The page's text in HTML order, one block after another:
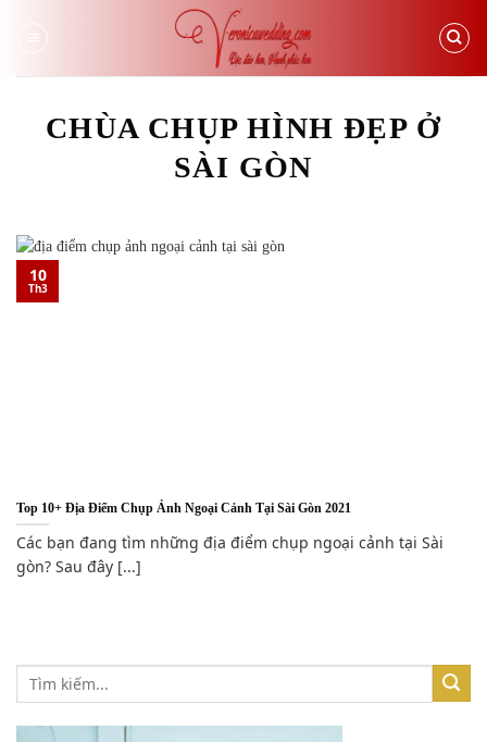
CHÙA CHỤP HÌNH ĐẸP Ở
SÀI GÒN
Top 10+ Địa Điểm Chụp Ảnh Ngoại Cảnh Tại Sài Gòn 2021
Các bạn đang tìm những địa điểm chụp ngoại cảnh tại Sài
gòn? Sau đây [...]
10
Th3